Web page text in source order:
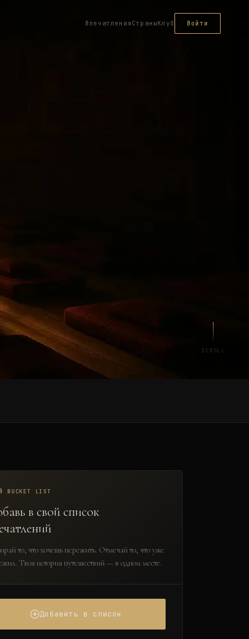
Впечатления СтраныКлуб Войти
SCROLL
BUCKET LIST
в свой список
то, что хочешь пережить. Отмечай то, что уже
Твоя история путешествий — в одном месте.
Добавить в список